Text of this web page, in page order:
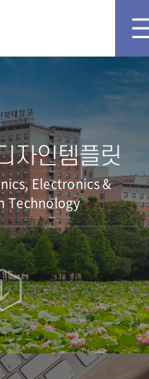
자인템플릿
Electronics &
Technology